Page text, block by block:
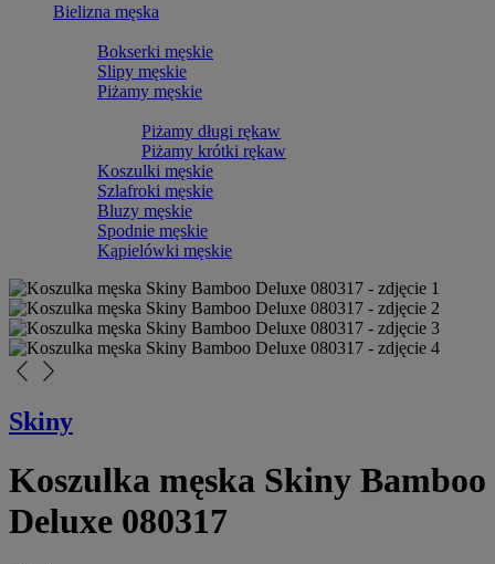
Bielizna męska
Bokserki męskie
Slipy męskie
Piżamy męskie
Piżamy długi rękaw
Piżamy krótki rękaw
Koszulki męskie
Szlafroki męskie
Bluzy męskie
Spodnie męskie
Kąpielówki męskie
arrow_back_ios_new arrow_forward_ios
Skiny
Koszulka męska Skiny Bamboo
Deluxe 080317